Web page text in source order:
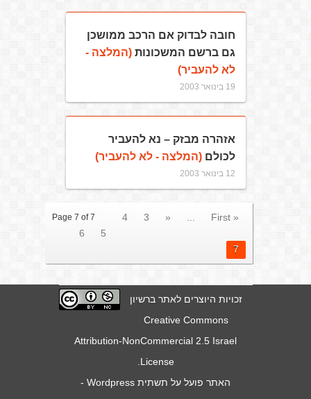
חובה לבדוק אם הרכב ממושכן
גם ברשם המשכונות(המלצה -
לא להעביר)
19 בינואר 2003
אזהרה מבזק – נא להעביר
לכולם(המלצה - לא להעביר)
12 בינואר 2003
Page 7 of 7 « First
«
3
4
5
6
7
זכויות היוצרים לאתר ברשיון
Creative Commons
Attribution-NonCommercial 2.5 Israel
License
האתר פועל על תשתית Wordpress
-